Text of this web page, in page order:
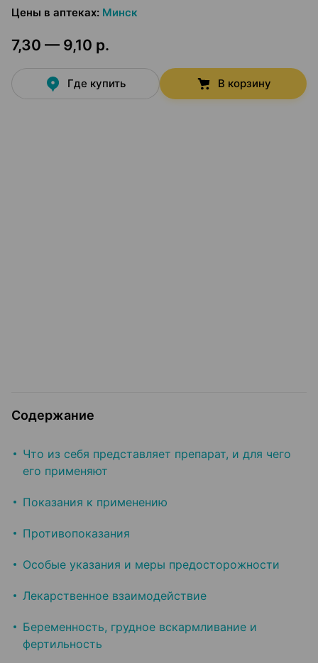
Цены в аптеках: Минск
7,30 — 9,10 р.
Где купить В корзину
Содержание
Что из себя представляет препарат, и для чего
его применяют
Показания к применению
Противопоказания
Особые указания и меры предосторожности
Лекарственное взаимодействие
Беременность, грудное вскармливание и
фертильность